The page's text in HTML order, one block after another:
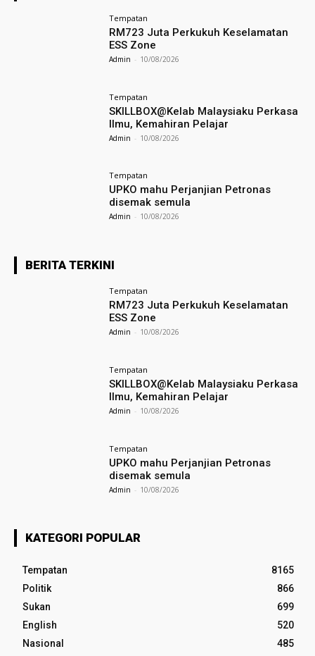
Tempatan
RM723 Juta Perkukuh Keselamatan
ESS Zone
Admin - 10/08/2026
Tempatan
SKILLBOX@Kelab Malaysiaku Perkasa
Ilmu, Kemahiran Pelajar
Admin - 10/08/2026
Tempatan
UPKO mahu Perjanjian Petronas
disemak semula
Admin - 10/08/2026
BERITA TERKINI
Tempatan
RM723 Juta Perkukuh Keselamatan
ESS Zone
Admin - 10/08/2026
Tempatan
SKILLBOX@Kelab Malaysiaku Perkasa
Ilmu, Kemahiran Pelajar
Admin - 10/08/2026
Tempatan
UPKO mahu Perjanjian Petronas
disemak semula
Admin - 10/08/2026
KATEGORI POPULAR
Tempatan
8165
Politik
866
Sukan
699
English
520
Nasional
485